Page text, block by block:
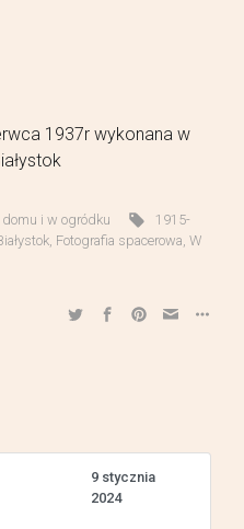
1937r wykonana w
domu i w ogródku
1915-
Fotografia spacerowa W
9 stycznia
2024